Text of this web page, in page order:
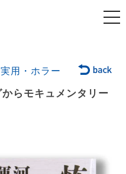
用・ホラー
らモキュメンタリー